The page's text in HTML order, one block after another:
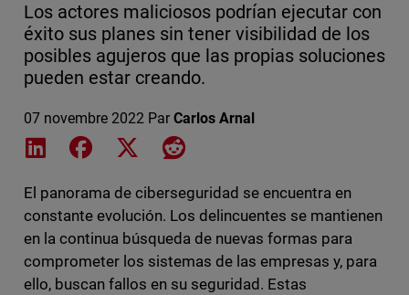
Los actores maliciosos podrían ejecutar con
éxito sus planes sin tener visibilidad de los
posibles agujeros que las propias soluciones
pueden estar creando.
07 novembre 2022 Par Carlos Arnal
Share on LinkedIn
Share on Facebook
Share on XShare on Reddit
El panorama de ciberseguridad se encuentra en
constante evolución. Los delincuentes se mantienen
en la continua búsqueda de nuevas formas para
comprometer los sistemas de las empresas y, para
ello, buscan fallos en su seguridad. Estas